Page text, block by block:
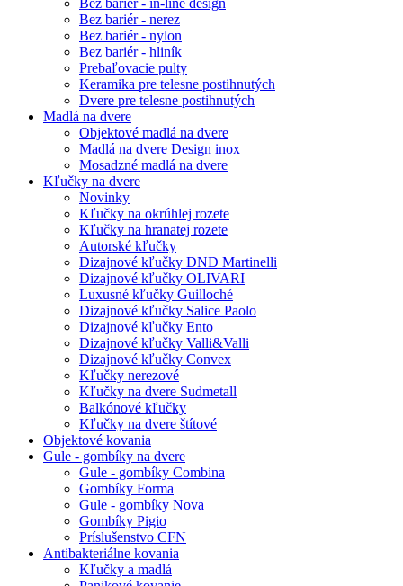
Bez bariér - in-line design
Bez bariér - nerez
Bez bariér - nylon
Bez bariér - hliník
Prebaľovacie pulty
Keramika pre telesne postihnutých
Dvere pre telesne postihnutých
Madlá na dvere
Objektové madlá na dvere
Madlá na dvere Design inox
Mosadzné madlá na dvere
Kľučky na dvere
Novinky
Kľučky na okrúhlej rozete
Kľučky na hranatej rozete
Autorské kľučky
Dizajnové kľučky DND Martinelli
Dizajnové kľučky OLIVARI
Luxusné kľučky Guilloché
Dizajnové kľučky Salice Paolo
Dizajnové kľučky Ento
Dizajnové kľučky Valli&Valli
Dizajnové kľučky Convex
Kľučky nerezové
Kľučky na dvere Sudmetall
Balkónové kľučky
Kľučky na dvere štítové
Objektové kovania
Gule - gombíky na dvere
Gule - gombíky Combina
Gombíky Forma
Gule - gombíky Nova
Gombíky Pigio
Príslušenstvo CFN
Antibakteriálne kovania
Kľučky a madlá